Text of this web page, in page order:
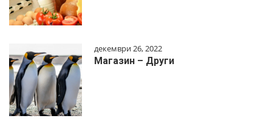
декември 26, 2022
Магазин – Други